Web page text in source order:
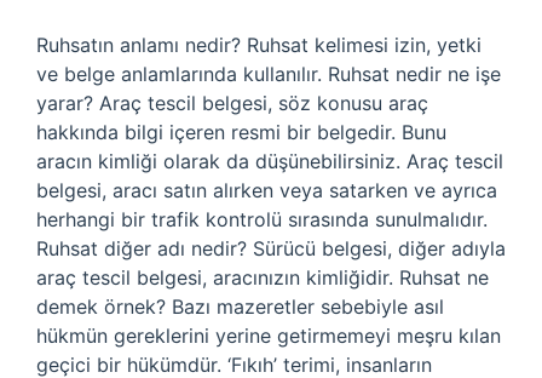
Ruhsatın anlamı nedir? Ruhsat kelimesi izin, yetki
ve belge anlamlarında kullanılır. Ruhsat nedir ne işe
yarar? Araç tescil belgesi, söz konusu araç
hakkında bilgi içeren resmi bir belgedir. Bunu
aracın kimliği olarak da düşünebilirsiniz. Araç tescil
belgesi, aracı satın alırken veya satarken ve ayrıca
herhangi bir trafik kontrolü sırasında sunulmalıdır.
Ruhsat diğer adı nedir? Sürücü belgesi, diğer adıyla
araç tescil belgesi, aracınızın kimliğidir. Ruhsat ne
demek örnek? Bazı mazeretler sebebiyle asıl
hükmün gereklerini yerine getirmemeyi meşru kılan
geçici bir hükümdür. ‘Fıkıh’ terimi, insanların